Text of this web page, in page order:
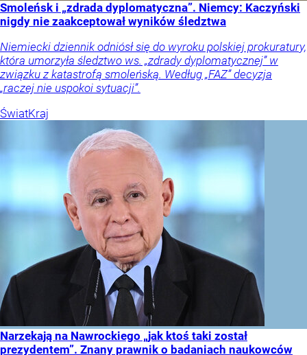
Smoleńsk i „zdrada dyplomatyczna”. Niemcy: Kaczyński
nigdy nie zaakceptował wyników śledztwa
Niemiecki dziennik odniósł się do wyroku polskiej prokuratury,
która umorzyła śledztwo ws. „zdrady dyplomatycznej” w
związku z katastrofą smoleńską. Według „FAZ” decyzja
„raczej nie uspokoi sytuacji”.
ŚwiatKraj
Narzekają na Nawrockiego „jak ktoś taki został
prezydentem”. Znany prawnik o badaniach naukowców